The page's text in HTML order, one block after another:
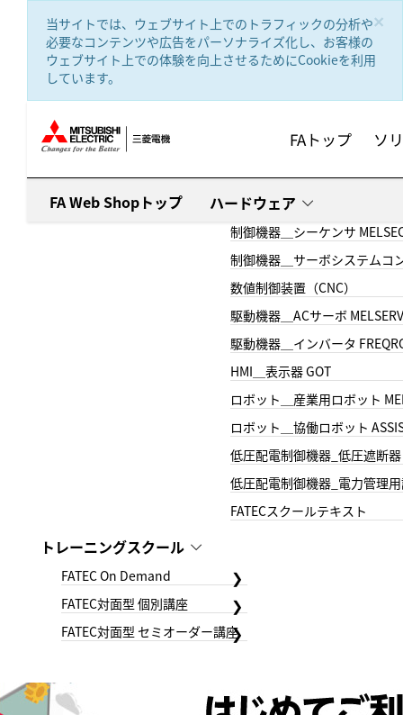
×
当サイトでは、ウェブサイト上でのトラフィックの分析や
必要なコンテンツや広告をパーソナライズ化し、お客様の
ウェブサイト上での体験を向上させるためにCookieを利用
しています。
FAトップ ソ
FA Web Shopトップ ハードウェア
制御機器＿シーケンサ
制御機器＿サーボシステムコ
数値制御装置（CNC）
駆動機器＿ACサーボ
駆動機器＿インバータ
HMI＿表示器 GOT
ロボット＿産業用ロボット
ロボット＿協働ロボット
低圧配電制御機器_低圧遮断器
低圧配電制御機器_電力管理
FATECスクールテキスト
トレーニングスクール
FATEC On Demand
FATEC対面型 個別講座
FATEC対面型 セミオーダー講座